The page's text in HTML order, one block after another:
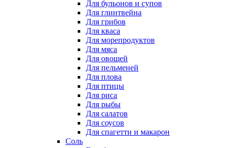
Для бульонов и супов
Для глинтвейна
Для грибов
Для кваса
Для морепродуктов
Для мяса
Для овощей
Для пельменей
Для плова
Для птицы
Для риса
Для рыбы
Для салатов
Для соусов
Для спагетти и макарон
Соль